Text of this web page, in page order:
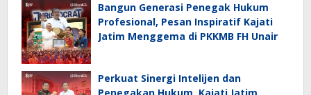
Bangun Generasi Penegak Hukum
Profesional, Pesan Inspiratif Kajati
Jatim Menggema di PKKMB FH Unair
Perkuat Sinergi Intelijen dan